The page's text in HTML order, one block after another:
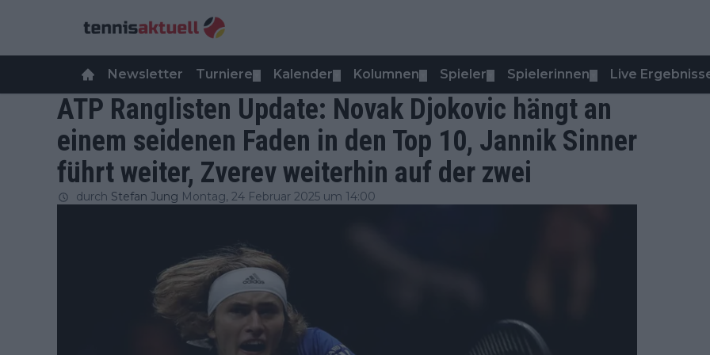
Newsletter Turniere Kalender Kolumnen Spieler Spielerinnen Live
ATP Ranglisten Update: Novak Djokovic hängt an
einem seidenen Faden in den Top 10, Jannik Sinner
führt weiter, Zverev weiterhin auf der zwei
durch Stefan Jung Montag, 24 Februar 2025 um 14:00